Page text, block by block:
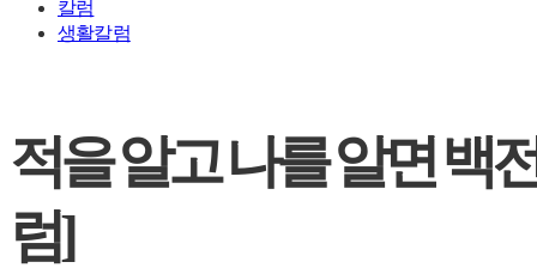
칼럼
생활칼럼
적을 알고 나를 알면 백
럼]